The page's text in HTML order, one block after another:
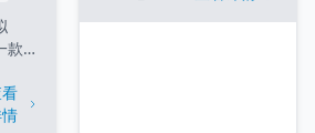
款
游
300 多种不同的食物配